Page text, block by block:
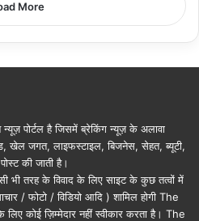
More
न्यूज़ पोर्टल है जिसमें ब्रेकिंग न्यूज़ के अलावा
खेल जगत, लाइफस्टाइल, बिजनेस, सेहत, ब्यूटी,
की जाती है।
भी तरह के विवाद के लिए साइट के कुछ तत्वों में
/ फोटो / विडियो आदि ) शामिल होगी The
कोई ज़िम्मेदार नहीं स्वीकार करता है। The